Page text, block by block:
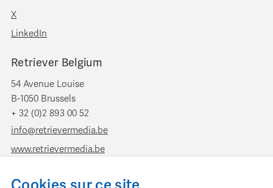
X
LinkedIn
Retriever Belgium
54 Avenue Louise
B-1050 Brussels
+ 32 (0)2 893 00 52
info@retrievermedia.be
www.retrievermedia.be
Retriever Pays-Bas